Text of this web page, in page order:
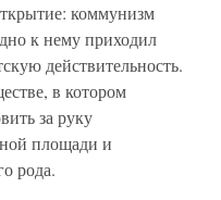
коммунизм
к нему приходил
действительность.
в котором
за руку
площади и
рода.